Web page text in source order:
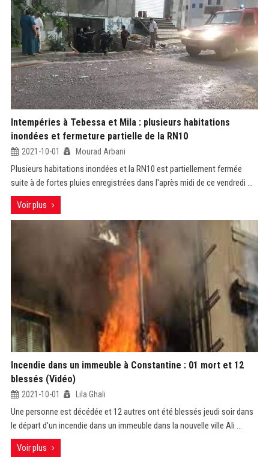
Intempéries à Tebessa et Mila : plusieurs habitations
inondées et fermeture partielle de la RN10
2021-10-01 Mourad Arbani
Plusieurs habitations inondées et la RN10 est partiellement fermée
suite à de fortes pluies enregistrées dans l'après midi de ce vendredi ...
Voir plus
Incendie dans un immeuble à Constantine : 01 mort et 12
blessés (Vidéo)
2021-10-01 Lila Ghali
Une personne est décédée et 12 autres ont été blessés jeudi soir dans
le départ d'un incendie dans un immeuble dans la nouvelle ville Ali ...
Voir plus